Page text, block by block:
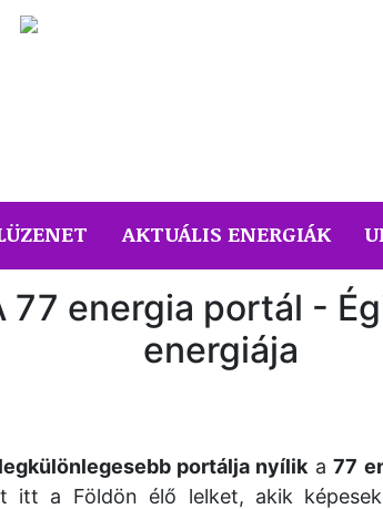
AKTUÁLIS ENERGIÁK
77 energia portál -
energiája
portálja nyílik a77
itt a Földön élő lelket, akik